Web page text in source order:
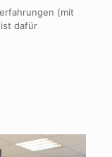
(mit
dafür